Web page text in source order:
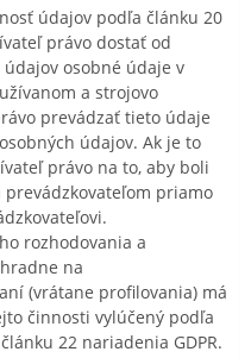
údajov podľa článku 20
právo dostať od
osobné údaje v
a strojovo
prevádzať tieto údaje
údajov. Ak je to
právo na to, aby boli
priamo
rozhodovania a
na
(vrátane profilovania) má
činnosti vylúčený podľa
22 nariadenia GDPR.